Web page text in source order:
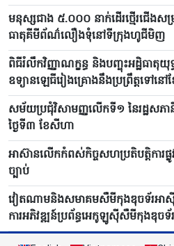
មនុស្សជាង ៥.០០០ នាក់ដើរថ្មើរជើងស
ធាតុគីមីព័ណ៌លឿងទុំនៅទីក្រុងហូជីមិញ
ពិធីរំលឹកវិញ្ញាណក្ខន្ធ និងបញ្ចុះអដ្ឋិធា
ឧទ្យានឡេធីរៀងគ្រោងនឹងប្រព្រឹត្តទៅន
សម័យប្រជុំវិសាមញ្ញលើកទី១ នៃរដ្ឋសភា
ថ្ងៃទី៣ ខែសីហា
អាស៊ានលើកកំពស់កិច្ចសហប្រតិបត្តិការ
ច្បាប់
វៀតណាមនិងសមាគមសឺមីកុងឌុចទ័រអាស៊ីអ
ការអភិវឌ្ឍន៍ប្រព័ន្ធអេកូឡូស៊ីសឺមីកុងឌុចទ័រ